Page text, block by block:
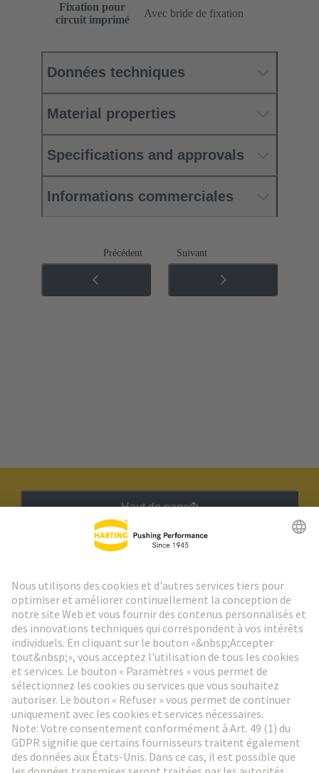
Fixation pour
circuit imprimé
Avec bride de fixation
Données techniques
Material properties
Specifications and approvals
Informations commerciales
Précédent Suivant
Haut de page
Aller à l'inscription
Social Media